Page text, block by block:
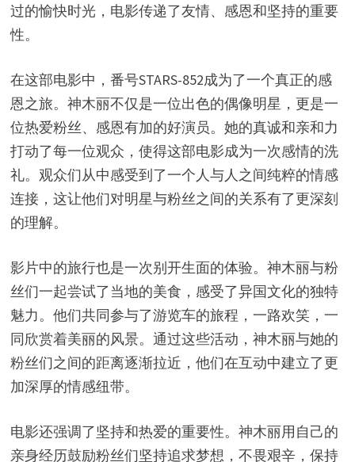
过的愉快时光，电影传递了友情、感恩和坚持的重要
性。
在这部电影中，番号STARS-852成为了一个真正的感
恩之旅。神木丽不仅是一位出色的偶像明星，更是一
位热爱粉丝、感恩有加的好演员。她的真诚和亲和力
打动了每一位观众，使得这部电影成为一次感情的洗
礼。观众们从中感受到了一个人与人之间纯粹的情感
连接，这让他们对明星与粉丝之间的关系有了更深刻
的理解。
影片中的旅行也是一次别开生面的体验。神木丽与粉
丝们一起尝试了当地的美食，感受了异国文化的独特
魅力。他们共同参与了游览车的旅程，一路欢笑，一
同欣赏着美丽的风景。通过这些活动，神木丽与她的
粉丝们之间的距离逐渐拉近，他们在互动中建立了更
加深厚的情感纽带。
电影还强调了坚持和热爱的重要性。神木丽用自己的
亲身经历鼓励粉丝们坚持追求梦想，不畏艰辛，保持